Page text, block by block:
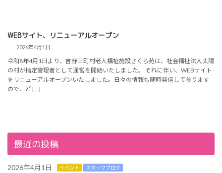
WEBサイト、リニューアルオープン
2026年4月1日
令和8年4月1日より、吉野三町村老人福祉施設さくら苑は、社会福祉法人太陽
の村が指定管理者として運営を開始いたしました。 それに伴い、WEBサイト
をリニューアルオープンいたしました。日々の情報も随時発信して参ります
ので、ど […]
最近の投稿
2026年4月1日 イベント スタッフブログ